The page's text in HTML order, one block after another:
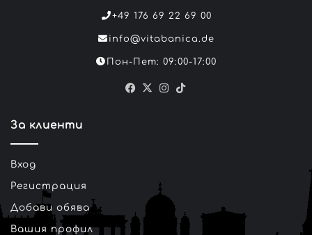
+49 176 69 22 69 00
info@vitabanica.de
Пон-Пет: 09:00-17:00
Facebook
X Instagram
За клиенти
Вход
Регистрация
Добави обява
Вашия профил